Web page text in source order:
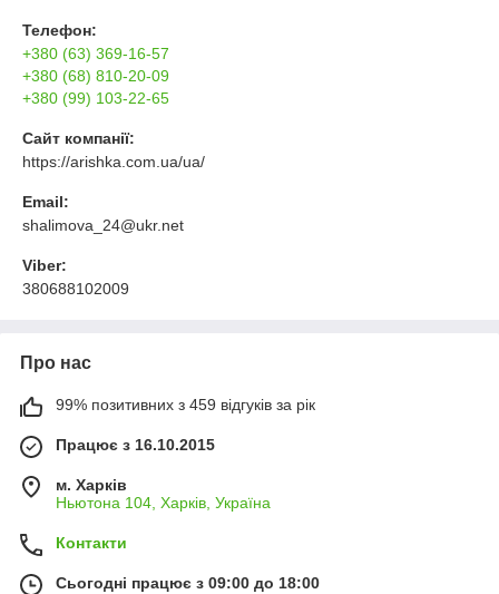
Телефон:
+380 (63) 369-16-57
+380 (68) 810-20-09
+380 (99) 103-22-65
Сайт компанії:
https://arishka.com.ua/ua/
Email:
shalimova_24@ukr.net
Viber:
380688102009
Про нас
99% позитивних з 459 відгуків за рік
Працює з 16.10.2015
м. Харків
Ньютона 104, Харків, Україна
Контакти
Сьогодні працює з 09:00 до 18:00